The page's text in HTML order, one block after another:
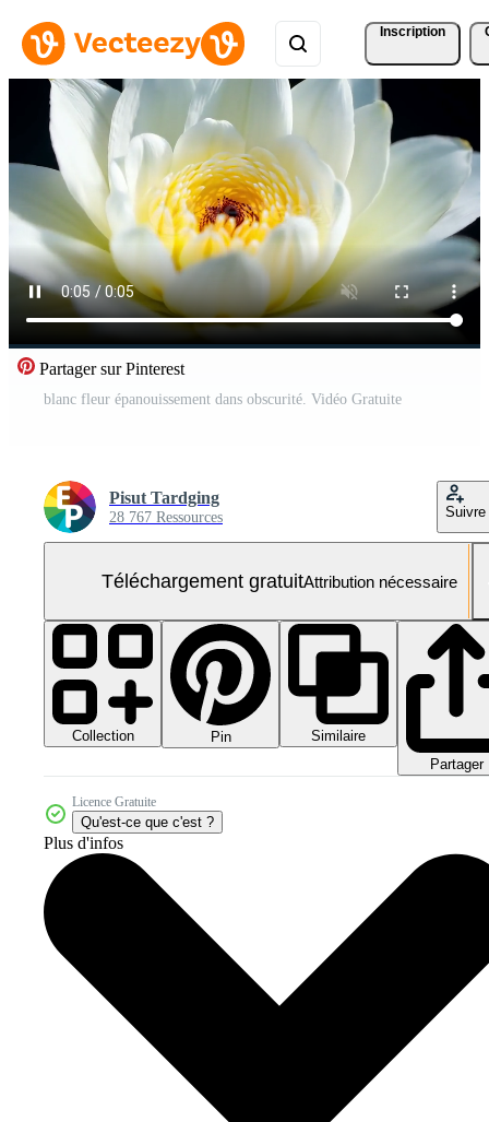
Inscription
Partager sur Pinterest
blanc fleur épanouissement dans obscurité. Vidéo Gratuite
Pisut Tardging
28 767 Ressources Suivre
Téléchargement gratuitAttribution nécessaire
Collection Pin
Similaire
Partager
Licence Gratuite
Qu'est-ce que c'est ?
Plus d'infos